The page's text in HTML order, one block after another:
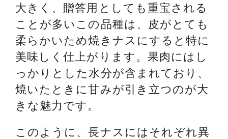
大きく、贈答用としても重宝される
ことが多いこの品種は、皮がとても
柔らかいため焼きナスにすると特に
美味しく仕上がります。果肉にはし
っかりとした水分が含まれており、
焼いたときに甘みが引き立つのが大
きな魅力です。
このように、長ナスにはそれぞれ異